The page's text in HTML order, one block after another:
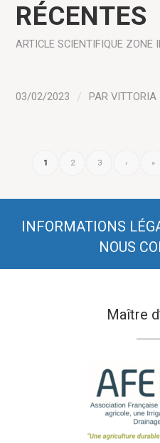
RÉCENTES
ARTICLE SCIENTIFIQUE ZONE
03/02/2023 / PARVITTORIA
1 2 3 › »
INFORMATIONS
NOUS
Maître